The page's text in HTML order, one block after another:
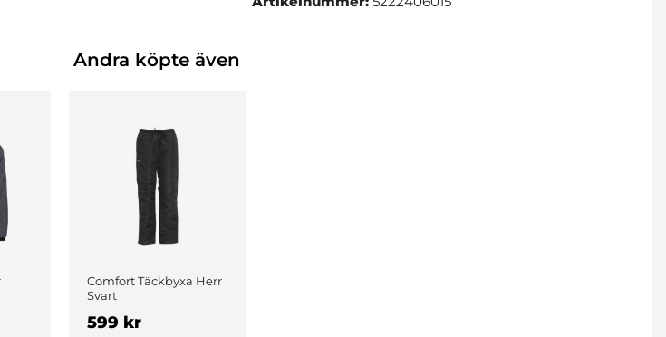
Andra köpte även
Comfort Täckbyxa Herr
Svart
599 kr